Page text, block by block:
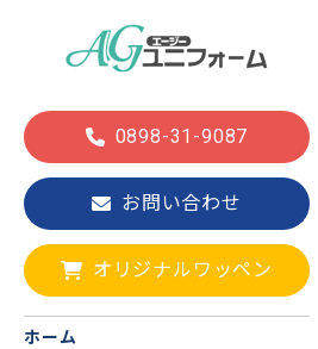
0898-31-9087
お問い合わせ
オリジナルワッペン
ホーム